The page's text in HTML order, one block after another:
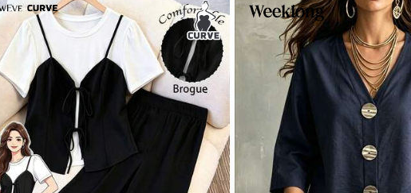
650K ผู้ติดตาม